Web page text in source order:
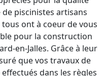
piscinistes artisans
ont à coeur de vous
pour la construction
en-Jalles. Grâce à leur
que vos travaux de
dans les règles